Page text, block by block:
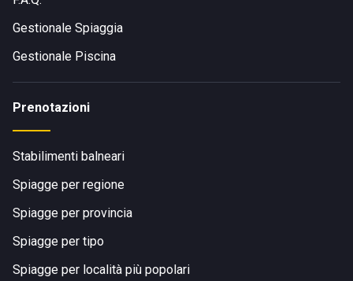
Gestionale Spiaggia
Gestionale Piscina
Prenotazioni
Stabilimenti balneari
Spiagge per regione
Spiagge per provincia
Spiagge per tipo
Spiagge per località più popolari